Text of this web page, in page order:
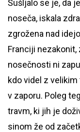
Šušljalo se je, da
noseča, iskala
zgrožena nad
Franciji
nosečnosti ni
kdo videl z
v zaporu. Poleg
travm, ki jih je
sinom že od